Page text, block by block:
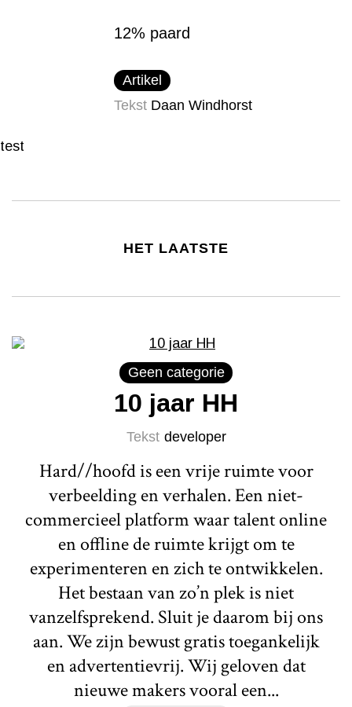
12% paard
Artikel
Tekst Daan Windhorst
test
HET LAATSTE
Geen categorie
10 jaar HH
Tekst developer
Hard//hoofd is een vrije ruimte voor
verbeelding en verhalen. Een niet-
commercieel platform waar talent online
en offline de ruimte krijgt om te
experimenteren en zich te ontwikkelen.
Het bestaan van zo’n plek is niet
vanzelfsprekend. Sluit je daarom bij ons
aan. We zijn bewust gratis toegankelijk
en advertentievrij. Wij geloven dat
nieuwe makers vooral een...